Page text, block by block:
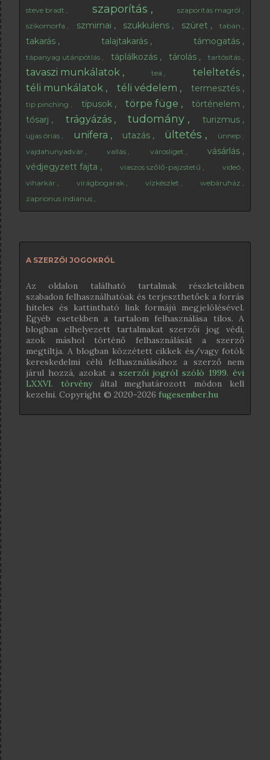
steve bradt szaporítás
szaporítás magról
szikomorfa
szmirnai szukkulens szüret tabán
takarás talajtakarás támogatás
tápanyag utánpótlás táplálkozás tárolás tartósítás
tavaszi munkálatok tea
teleltetés
téli munkálatok
téli védelem termesztés
tip pinching típusok törpe füge
történelem
tősarj
trágyázás tudomány turizmus
ujjas óriás unifera utazás ültetés
ünnep
vajdahunyadvár
vallás városliget
vásárlás
védjegyzett fajta
viaszos szőlő-pajzstetű
videó
viharkár
virágbogarak vízkészlet
webáruház
zaprionus indianus
A SZERZŐI JOGOKRÓL
Az oldalon található tartalmak részleteikben
szabadon felhasználhatóak és terjeszthetőek a forrás
hiteles és kattintható link formájú megjelölésével.
Egyéb esetekben a tartalom felhasználása tilos. A
blogban elhelyezett tartalmakat szerzői jog védi,
azok máshol történő felhasználását a szerző
megtiltja. A blogban közzétett cikkek és/vagy fotók
kereskedelmi célú felhasználásához a szerző nem
járul hozzá, azokat a szerzői jogról szóló 1999. évi
LXXVI. törvényáltal meghatározott módon kell
kezelni. Copyright © 2020-2026 fugesember.hu